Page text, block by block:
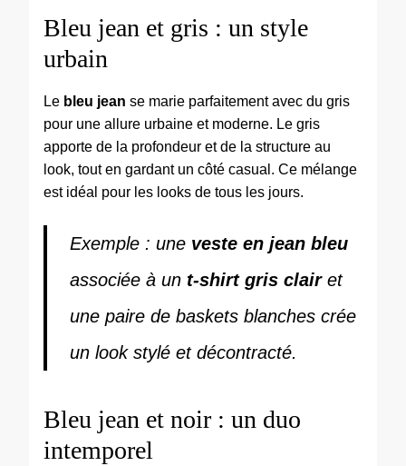
Bleu jean et gris : un style
urbain
Le bleu jean se marie parfaitement avec du gris
pour une allure urbaine et moderne. Le gris
apporte de la profondeur et de la structure au
look, tout en gardant un côté casual. Ce mélange
est idéal pour les looks de tous les jours.
Exemple : une veste en jean bleu
associée à un t-shirt gris clairet
une paire de baskets blanches crée
un look stylé et décontracté.
Bleu jean et noir : un duo
intemporel